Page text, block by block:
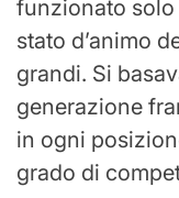
funzionato solo
stato d’animo
grandi. Si
generazione
in ogni
grado di